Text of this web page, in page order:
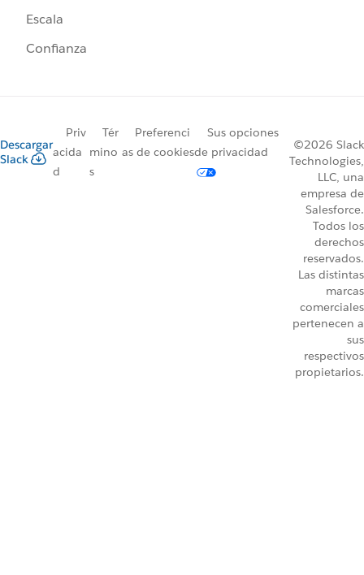
Escala
Confianza
Descargar
Slack
Priv
acida
d
Tér
mino
s
Preferenci
as de cookies
Sus opciones
de privacidad
©2026 Slack
Technologies,
LLC, una
empresa de
Salesforce.
Todos los
derechos
reservados.
Las distintas
marcas
comerciales
pertenecen a
sus
respectivos
propietarios.